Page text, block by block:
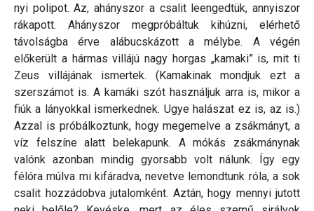
nyi polipot. Az, ahányszor a csalit leengedtük, annyiszor
rákapott. Ahányszor megpróbáltuk kihúzni, elérhető
távolságba érve alábucskázott a mélybe. A végén
előkerült a hármas villájú nagy horgas „kamaki” is, mit ti
Zeus villájának ismertek. (Kamakinak mondjuk ezt a
szerszámot is. A kamáki szót használjuk arra is, mikor a
fiúk a lányokkal ismerkednek. Ugye halászat ez is, az is.)
Azzal is próbálkoztunk, hogy megemelve a zsákmányt, a
víz felszíne alatt belekapunk. A mókás zsákmánynak
valónk azonban mindig gyorsabb volt nálunk. Így egy
félóra múlva mi kifáradva, nevetve lemondtunk róla, a sok
csalit hozzádobva jutalomként. Aztán, hogy mennyi jutott